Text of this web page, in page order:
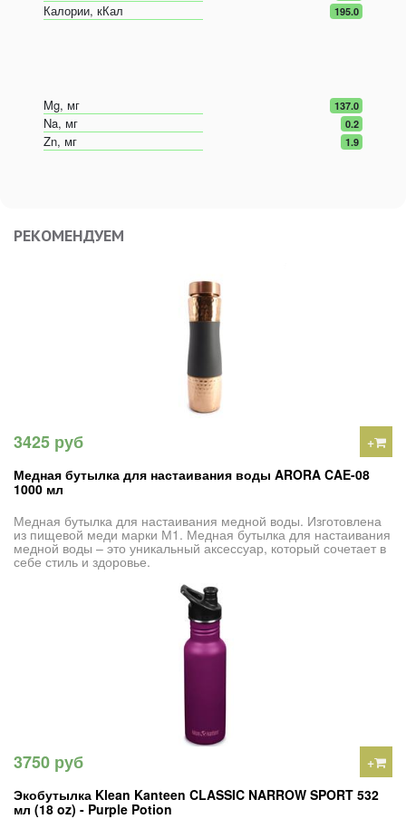
Калории, кКал
195.0
Mg, мг 137.0
Na, мг 0.2
Zn, мг 1.9
РЕКОМЕНДУЕМ
3425 руб
+
Медная бутылка для настаивания воды ARORA CAE-08
1000 мл
Медная бутылка для настаивания медной воды. Изготовлена
из пищевой меди марки М1. Медная бутылка для настаивания
медной воды – это уникальный аксессуар, который сочетает в
себе стиль и здоровье.
3750 руб
+
Экобутылка Klean Kanteen CLASSIC NARROW SPORT 532
мл (18 oz) - Purple Potion